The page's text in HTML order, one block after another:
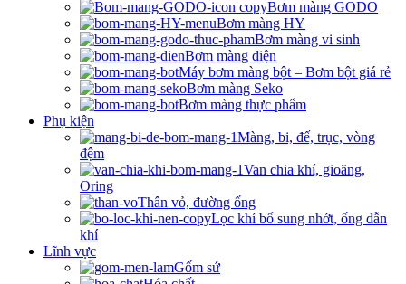
Bơm màng GODO
Bơm màng HY
Bơm màng vi sinh
Bơm màng điện
Máy bơm màng bột – Bơm bột giá rẻ
Bơm màng Seko
Bơm màng thực phẩm
Phụ kiện
Màng, bi, đế, trục, vòng
đệm
Van chia khí, gioăng,
Oring
Thân vỏ, đường ống
Lọc khí bổ sung nhớt, ống dẫn
khí
Lĩnh vực
Gốm sứ